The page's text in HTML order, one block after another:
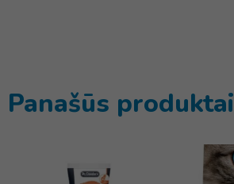
Panašūs produktai